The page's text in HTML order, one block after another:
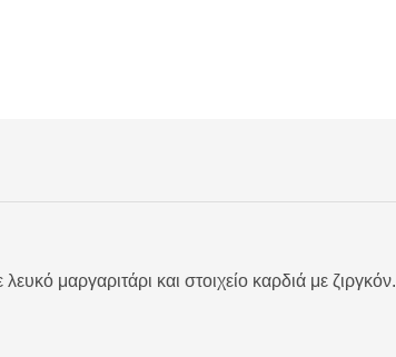
μαργαριτάρι και στοιχείο καρδιά με ζιργκόν.